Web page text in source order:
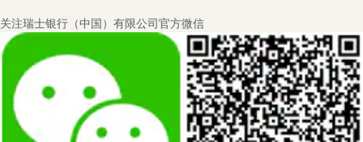
Footer
Navigation
关注瑞士银行（中国）有限公司官方微信